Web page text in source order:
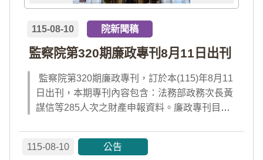
監察院第320期廉政專刊8月11日出刊
115-08-10 院新聞稿
監察院第320期廉政專刊，訂於本(115)年8月11
日出刊，本期專刊內容包含：法務部政務次長黃
謀信等285人次之財產申報資料。廉政專刊目次
網」查閱；專刊完整內容，請於出刊當日點選首
頁「公告園地」內「廉政專刊電子書」及「財產
115-08-10 公告